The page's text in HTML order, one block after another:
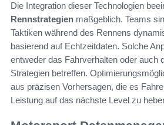
Die Integration dieser Technologien
Rennstrategien maßgeblich. Teams
Taktiken während des Rennens
basierend auf Echtzeitdaten. Solche
entweder das Fahrverhalten oder auch
Strategien betreffen.
aus präzisen Vorhersagen, die es
Leistung auf das nächste Level zu